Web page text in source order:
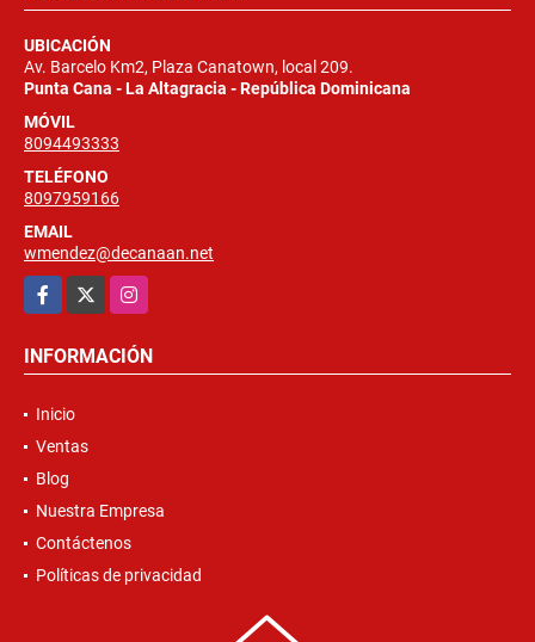
UBICACIÓN
Av. Barcelo Km2, Plaza Canatown, local 209.
Punta Cana - La Altagracia - República Dominicana
MÓVIL
8094493333
TELÉFONO
8097959166
EMAIL
wmendez@decanaan.net
Facebook
Instagram
INFORMACIÓN
Inicio
Ventas
Blog
Nuestra Empresa
Contáctenos
Políticas de privacidad